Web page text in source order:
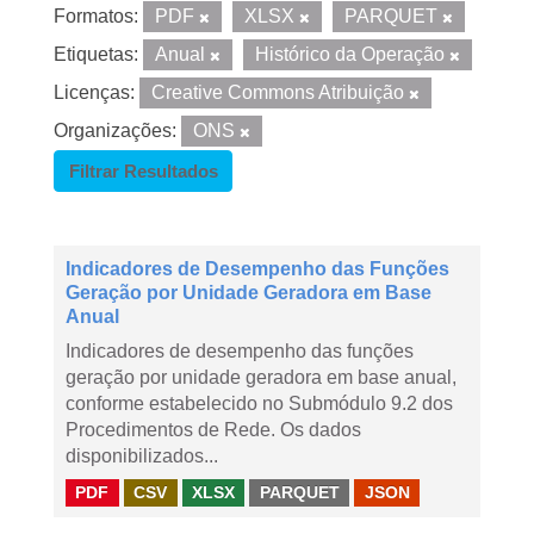
Formatos: PDF XLSX
PARQUET
Etiquetas:
Anual
Histórico da Operação
Licenças:
Creative Commons Atribuição
Organizações:
ONS
Filtrar Resultados
Indicadores de Desempenho das Funções
Geração por Unidade Geradora em Base
Anual
Indicadores de desempenho das funções
geração por unidade geradora em base anual,
conforme estabelecido no Submódulo 9.2 dos
Procedimentos de Rede. Os dados
disponibilizados...
PDF CSV XLSX PARQUET JSON